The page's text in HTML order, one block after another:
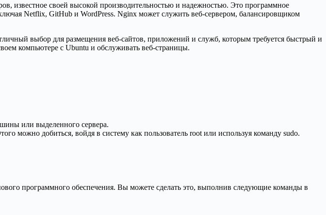
известное своей высокой производительностью и надежностью. Это программное
Netflix, GitHub и WordPress. Nginx может служить веб-сервером, балансировщиком
выбор для размещения веб-сайтов, приложений и служб, которым требуется быстрый и
компьютере с Ubuntu и обслуживать веб-страницы.
или выделенного сервера.
можно добиться, войдя в систему как пользователь root или используя команду sudo.
программного обеспечения. Вы можете сделать это, выполнив следующие команды в